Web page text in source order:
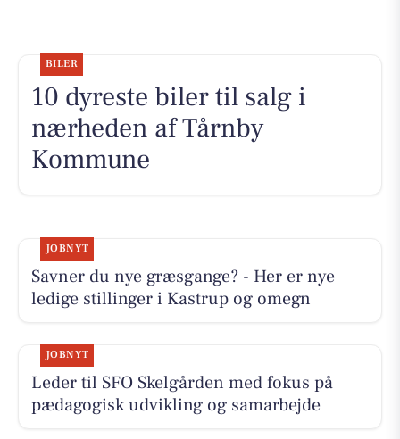
BILER
10 dyreste biler til salg i
nærheden af Tårnby
Kommune
JOBNYT
Savner du nye græsgange? - Her er nye
ledige stillinger i Kastrup og omegn
JOBNYT
Leder til SFO Skelgården med fokus på
pædagogisk udvikling og samarbejde